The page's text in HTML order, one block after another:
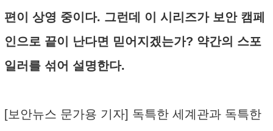
편이 상영 중이다. 그런데 이 시리즈가 보안 캠페
인으로 끝이 난다면 믿어지겠는가? 약간의 스포
일러를 섞어 설명한다.
[보안뉴스 문가용 기자] 독특한 세계관과 독특한